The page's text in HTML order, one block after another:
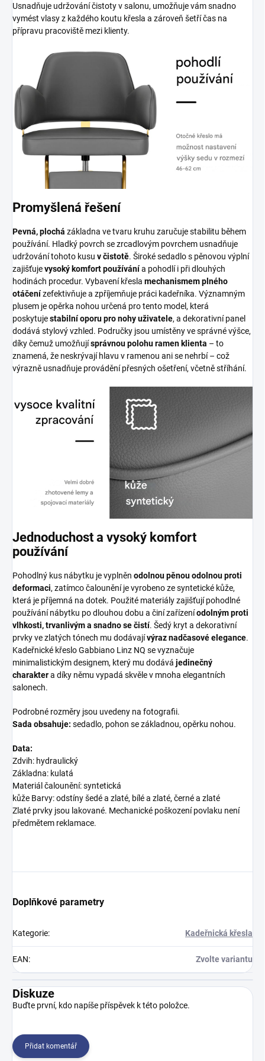
Usnadňuje udržování čistoty v salonu, umožňuje vám snadno
vymést vlasy z každého koutu křesla a zároveň šetří čas na
přípravu pracoviště mezi klienty.
Promyšlená řešení
Pevná, plochá základna ve tvaru kruhu zaručuje stabilitu během
používání. Hladký povrch se zrcadlovým povrchem usnadňuje
udržování tohoto kusu v čistotě. Široké sedadlo s pěnovou výplní
zajišťujevysoký komfort používánía pohodlí i při dlouhých
hodinách procedur. Vybavení křesla mechanismem plného
otáčenízefektivňuje a zpříjemňuje práci kadeřníka. Významným
plusem je opěrka nohou určená pro tento model, která
poskytujestabilní oporu pro nohy uživatele, a dekorativní panel
dodává stylový vzhled. Područky jsou umístěny ve správné výšce,
díky čemuž umožňujísprávnou polohu ramen klienta – to
znamená, že neskrývají hlavu v ramenou ani se nehrbí – což
výrazně usnadňuje provádění přesných ošetření, včetně stříhání.
Jednoduchost a vysoký komfort
používání
Pohodlný kus nábytku je vyplněn odolnou pěnou odolnou proti
deformaci, zatímco čalounění je vyrobeno ze syntetické kůže,
která je příjemná na dotek. Použité materiály zajišťují pohodlné
používání nábytku po dlouhou dobu a činí zařízeníodolným proti
vlhkosti, trvanlivým a snadno se čistí. Šedý kryt a dekorativní
prvky ve zlatých tónech mu dodávajívýraz nadčasové elegance.
Kadeřnické křeslo Gabbiano Linz NQ se vyznačuje
minimalistickým designem, který mu dodává jedinečný
charaktera díky němu vypadá skvěle v mnoha elegantních
salonech.
Podrobné rozměry jsou uvedeny na fotografii.
Sada obsahuje: sedadlo, pohon se základnou, opěrku nohou.
Data:
Zdvih: hydraulický
Základna: kulatá
Materiál čalounění: syntetická
kůže Barvy: odstíny šedé a zlaté, bílé a zlaté, černé a zlaté
Zlaté prvky jsou lakované. Mechanické poškození povlaku není
předmětem reklamace.
Doplňkové parametry
Kategorie: Kadeřnická křesla
EAN: Zvolte variantu
Diskuze
Buďte první, kdo napíše příspěvek k této položce.
Přidat komentář